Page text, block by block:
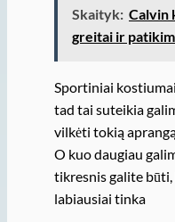
Skaityk: Calvin
greitai ir
Sportiniai
tad tai suteikia
vilkėti tokią
O kuo daugiau
tikresnis galite būti,
labiausiai tinka